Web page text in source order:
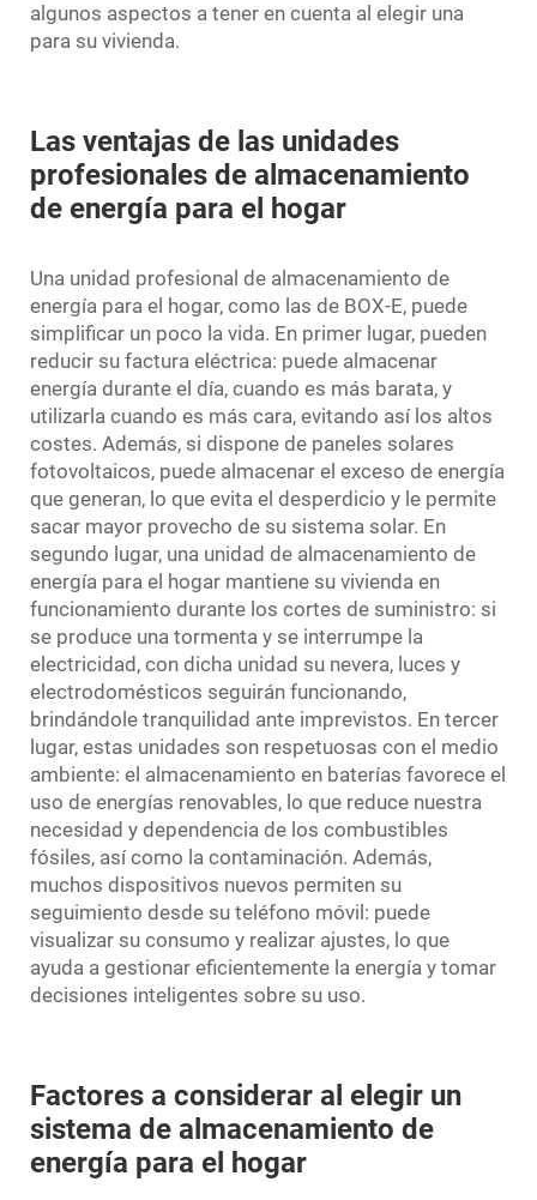
algunos aspectos a tener en cuenta al elegir una
para su vivienda.
Las ventajas de las unidades
profesionales de almacenamiento
de energía para el hogar
Una unidad profesional de almacenamiento de
energía para el hogar, como las de BOX-E, puede
simplificar un poco la vida. En primer lugar, pueden
reducir su factura eléctrica: puede almacenar
energía durante el día, cuando es más barata, y
utilizarla cuando es más cara, evitando así los altos
costes. Además, si dispone de paneles solares
fotovoltaicos, puede almacenar el exceso de energía
que generan, lo que evita el desperdicio y le permite
sacar mayor provecho de su sistema solar. En
segundo lugar, una unidad de almacenamiento de
energía para el hogar mantiene su vivienda en
funcionamiento durante los cortes de suministro: si
se produce una tormenta y se interrumpe la
electricidad, con dicha unidad su nevera, luces y
electrodomésticos seguirán funcionando,
brindándole tranquilidad ante imprevistos. En tercer
lugar, estas unidades son respetuosas con el medio
ambiente: el almacenamiento en baterías favorece el
uso de energías renovables, lo que reduce nuestra
necesidad y dependencia de los combustibles
fósiles, así como la contaminación. Además,
muchos dispositivos nuevos permiten su
seguimiento desde su teléfono móvil: puede
visualizar su consumo y realizar ajustes, lo que
ayuda a gestionar eficientemente la energía y tomar
decisiones inteligentes sobre su uso.
Factores a considerar al elegir un
sistema de almacenamiento de
energía para el hogar